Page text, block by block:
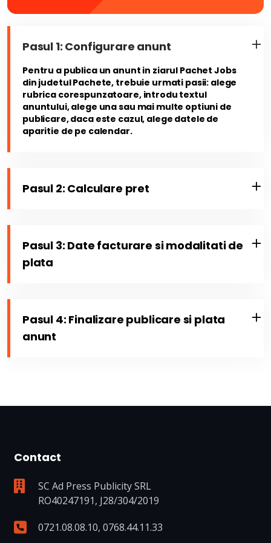
Pasul 1: Configurare anunt
Pentru a publica un anunt in ziarul Pachet Jobs
din judetul Pachete, trebuie urmati pasii: alege
rubrica corespunzatoare, introdu textul
anuntului, alege una sau mai multe optiuni de
publicare, daca este cazul, alege datele de
aparitie de pe calendar.
Pasul 2: Calculare pret
Pasul 3: Date facturare si modalitati de
plata
Pasul 4: Finalizare publicare si plata
anunt
Contact
SC Ad Press Publicity SRL
RO40247191, J28/304/2019
0721.08.08.10, 0768.44.11.33